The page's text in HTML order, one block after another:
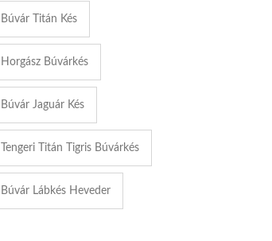
Búvár Titán Kés
Horgász Búvárkés
Búvár Jaguár Kés
Tengeri Titán Tigris Búvárkés
Búvár Lábkés Heveder